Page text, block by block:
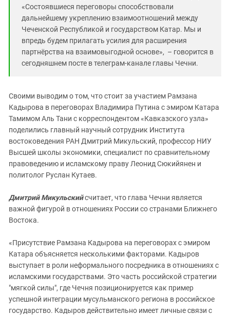
«Состоявшиеся переговоры способствовали
дальнейшему укреплению взаимоотношений между
Чеченской Республикой и государством Катар. Мы и
впредь будем прилагать усилия для расширения
партнёрства на взаимовыгодной основе», – говорится в
сегодняшнем посте в телеграм-канале главы Чечни.
Своими выводим о том, что стоит за участием Рамзана
Кадырова в переговорах Владимира Путина с эмиром Катара
Тамимом Аль Тани с корреспондентом «Кавказского узла»
поделились главный научный сотрудник Института
востоковедения РАН Дмитрий Микульский, профессор НИУ
Высшей школы экономики, специалист по сравнительному
правоведению и исламскому праву Леонид Сюкийянен и
политолог Руслан Кутаев.
Дмитрий Микульскийсчитает, что глава Чечни является
важной фигурой в отношениях России со странами Ближнего
Востока.
«Присутствие Рамзана Кадырова на переговорах с эмиром
Катара объясняется несколькими факторами. Кадыров
выступает в роли неформального посредника в отношениях с
исламскими государствами. Это часть российской стратегии
"мягкой силы", где Чечня позиционируется как пример
успешной интеграции мусульманского региона в российское
государство. Кадыров действительно имеет личные связи с